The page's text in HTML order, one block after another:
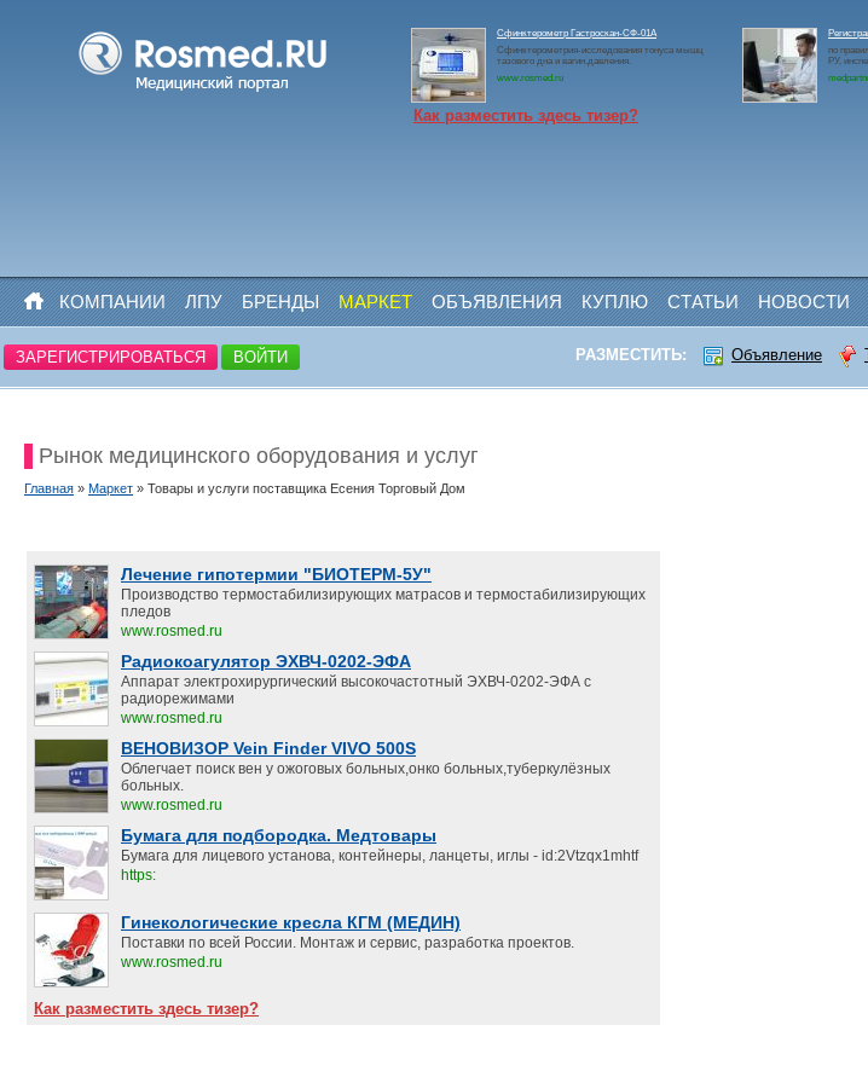
Сфинктерометр Гастроскан-СФ-01А
Сфинктерометрия-исследования тонуса мышц
тазового дна и вагин.давления.
www.rosmed.ru
по
РУ,
Как разместить здесь тизер?
КОМПАНИИ ЛПУ БРЕНДЫ МАРКЕТ ОБЪЯВЛЕНИЯ КУПЛЮ СТАТЬИ НОВОСТИ
ЗАРЕГИСТРИРОВАТЬСЯ ВОЙТИ РАЗМЕСТИТЬ: Объявление
Рынок медицинского оборудования и услуг
Главная » Маркет » Товары и услуги поставщика Есения Торговый Дом
Лечение гипотермии "БИОТЕРМ-5У"
Производство термостабилизирующих матрасов и термостабилизирующих
пледов
www.rosmed.ru
Радиокоагулятор ЭХВЧ-0202-ЭФА
Аппарат электрохирургический высокочастотный ЭХВЧ-0202-ЭФА с
радиорежимами
www.rosmed.ru
ВЕНОВИЗОР Vein Finder VIVO 500S
Облегчает поиск вен у ожоговых больных,онко больных,туберкулёзных
больных.
www.rosmed.ru
Бумага для подбородка. Медтовары
Бумага для лицевого установа, контейнеры, ланцеты, иглы - id:2Vtzqx1mhtf
https:
Гинекологические кресла КГМ (МЕДИН)
Поставки по всей России. Монтаж и сервис, разработка проектов.
www.rosmed.ru
Как разместить здесь тизер?